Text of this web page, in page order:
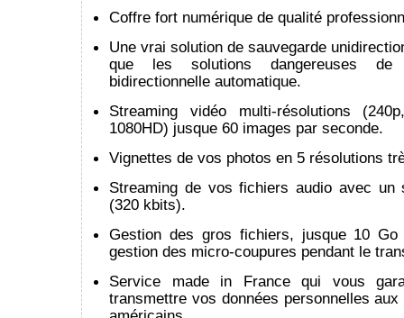
Coffre fort numérique de qualité
Une vrai solution de sauvegarde
que les solutions dangereuses de
bidirectionnelle automatique.
Streaming vidéo multi-résolutions
1080HD) jusque 60 images par seconde.
Vignettes de vos photos en 5 résolutions
Streaming de vos fichiers audio avec un
(320 kbits).
Gestion des gros fichiers, jusque 10
gestion des micro-coupures pendant le
Service made in France qui vous
transmettre vos données personnelles